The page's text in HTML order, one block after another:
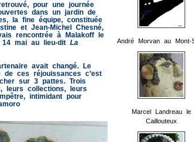
André Morvan au Mont-
Marcel Landreau le
Caillouteux
pour une journée
dans un jardin de
la fine équipe, constituée
et Jean-Michel Chesné,
rencontrée à Malakoff le
14 mai au lieu-dit La
avait changé. Le
de ces réjouissances c’est
sur 3 pattes. Trois
leurs collections, leurs
intimidant pour